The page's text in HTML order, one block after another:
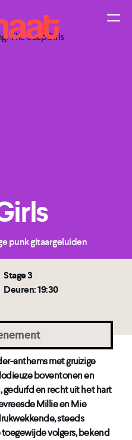
punk gitaargeluiden
Stage 3
Deuren: 19:30
anthems met gruizige
boventonen en
en recht uit het hart
Millie en Mie
steeds
volgers, bekend